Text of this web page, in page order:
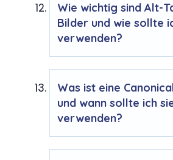
Wie wichtig sind Alt-
Bilder und wie sollte
verwenden?
Was ist eine
und wann sollte ich
verwenden?